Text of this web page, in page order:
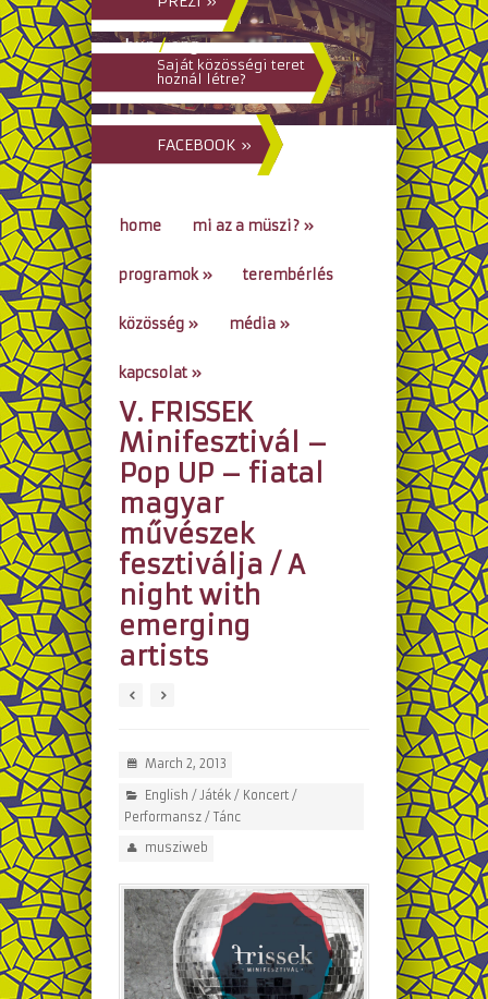
hun/eng
Saját közösségi teret
hoznál létre?
FACEBOOK »
home mi az a müszi? »
programok» terembérlés
közösség » média »
kapcsolat »
go to...
V. FRISSEK
Minifesztivál –
Pop UP – fiatal
magyar
művészek
fesztiválja / A
night with
emerging
artists
March 2, 2013
English /Játék/ Koncert/
Performansz / Tánc
musziweb